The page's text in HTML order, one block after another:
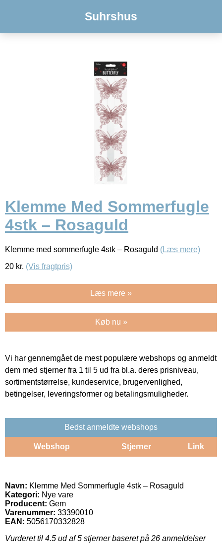
Suhrshus
Klemme Med Sommerfugle
4stk – Rosaguld
Klemme med sommerfugle 4stk – Rosaguld (Læs mere)
20 kr. (Vis fragtpris)
Læs mere »
Køb nu »
Vi har gennemgået de mest populære webshops og anmeldt
dem med stjerner fra 1 til 5 ud fra bl.a. deres prisniveau,
sortimentstørrelse, kundeservice, brugervenlighed,
betingelser, leveringsformer og betalingsmuligheder.
Bedst anmeldte webshops
Webshop Stjerner Link
Navn: Klemme Med Sommerfugle 4stk – Rosaguld
Kategori: Nye vare
Producent: Gem
Varenummer: 33390010
EAN: 5056170332828
Vurderet til 4.5 ud af 5 stjerner baseret på 26 anmeldelser